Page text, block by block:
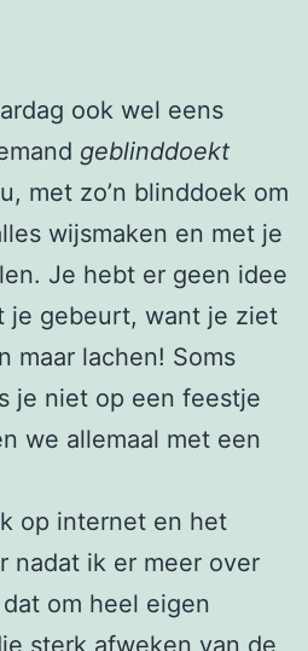
ook wel eens
geblinddoekt
met zo’n blinddoek om
wijsmaken en met je
Je hebt er geen idee
je gebeurt, want je ziet
maar lachen! Soms
je niet op een feestje
we allemaal met een
op internet en het
nadat ik er meer over
om heel eigen
sterk afweken van de